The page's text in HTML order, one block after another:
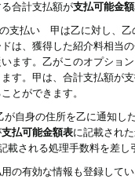
合計支払額が支払可能金
支払い 甲は乙に対し、乙
は、獲得した紹介料相当
ます。乙がこのオプショ
す。甲は、合計支払額が
とができます。
自身の住所を乙に通知し
支払可能金額表に記載され
載される処理手数料を差し
の有効な情報も登録して